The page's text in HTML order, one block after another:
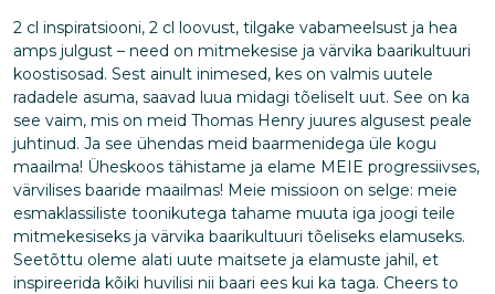
2 cl inspiratsiooni, 2 cl loovust, tilgake vabameelsust ja hea
amps julgust – need on mitmekesise ja värvika baarikultuuri
koostisosad. Sest ainult inimesed, kes on valmis uutele
radadele asuma, saavad luua midagi tõeliselt uut. See on ka
see vaim, mis on meid Thomas Henry juures algusest peale
juhtinud. Ja see ühendas meid baarmenidega üle kogu
maailma! Üheskoos tähistame ja elame MEIE progressiivses,
värvilises baaride maailmas! Meie missioon on selge: meie
esmaklassiliste toonikutega tahame muuta iga joogi teile
mitmekesiseks ja värvika baarikultuuri tõeliseks elamuseks.
Seetõttu oleme alati uute maitsete ja elamuste jahil, et
inspireerida kõiki huvilisi nii baari ees kui ka taga. Cheers to